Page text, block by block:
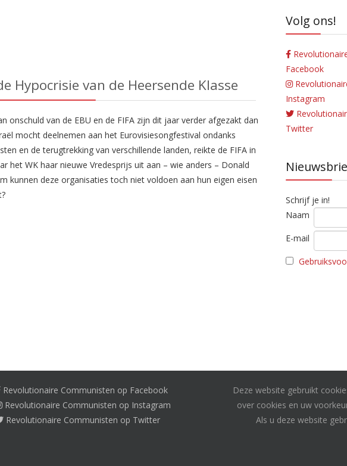
Hypocrisie van de Heersende Klasse
onschuld van de EBU en de FIFA zijn dit jaar verder afgezakt dan
mocht deelnemen aan het Eurovisiesongfestival ondanks
en de terugtrekking van verschillende landen, reikte de FIFA in
het WK haar nieuwe Vredesprijs uit aan – wie anders – Donald
kunnen deze organisaties toch niet voldoen aan hun eigen eisen
Volg ons!
Facebook
Instagram
Twitter
Schrijf je in!
Naam
E-mail
Revolutionaire Communisten op Facebook
Revolutionaire Communisten op Instagram
Revolutionaire Communisten op Twitter
Deze website gebruikt
over cookies en uw
Als u deze website